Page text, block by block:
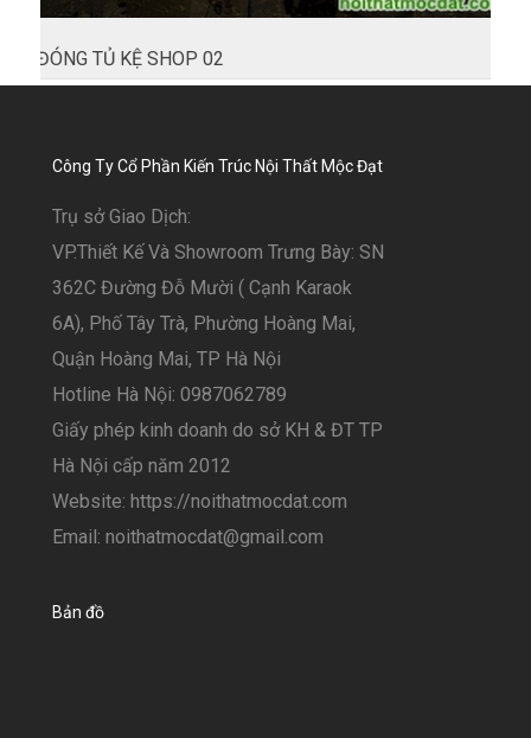
ĐÓNG TỦ KỆ SHOP 02
Công Ty Cổ Phần Kiến Trúc Nội Thất Mộc Đạt
Trụ sở Giao Dịch:
VP.Thiết Kế Và Showroom Trưng Bày: SN
362C Đường Đỗ Mười ( Cạnh Karaok
6A), Phố Tây Trà, Phường Hoàng Mai,
Quận Hoàng Mai, TP Hà Nội
Hotline Hà Nội: 0987062789
Giấy phép kinh doanh do sở KH & ĐT TP
Hà Nội cấp năm 2012
Website: https://noithatmocdat.com
Email: noithatmocdat@gmail.com
Bản đồ